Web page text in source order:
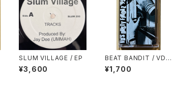
SLUM VILLAGE / EP
¥3,600
BEAT BANDIT / VD'S
DUSTY FINGAZ '95
¥1,700